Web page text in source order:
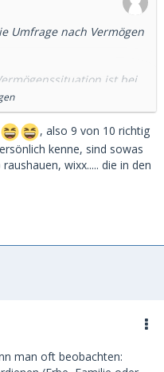
Umfrage nach Vermögen
ist bei
immer noch ca 8.000
übrig haben.
sind eher geizig oder
wenn du sparen
, also 9 von 10 richtig
kenne, sind sowas
wixx..... die in den
man oft beobachten: